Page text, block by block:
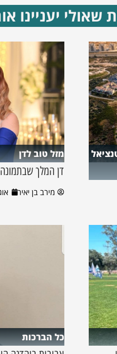
שאולי יעניינו
מזל טוב לדן
דן המלך
מירב בן יאיר
כל הברכות